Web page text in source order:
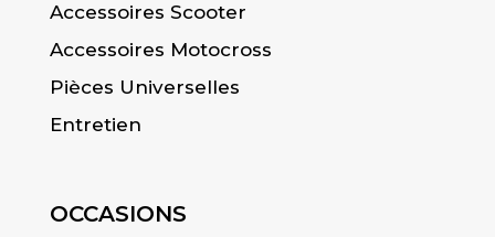
Accessoires Scooter
Accessoires Motocross
Pièces Universelles
Entretien
OCCASIONS